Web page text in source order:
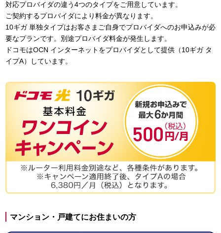
対応プロバイダの違う4つのタイプをご用意しています。
ご契約するプロバイダにより料金が異なります。
10ギガ 単独タイプはお客さまご自身でプロバイダへのお申込みが必
要なプランです。別途プロバイダ料金が発生します。
ドコモはOCN インターネットをプロバイダとして提供（10ギガ タ
イプA）しています。
マンション・戸建てにお住まいの方